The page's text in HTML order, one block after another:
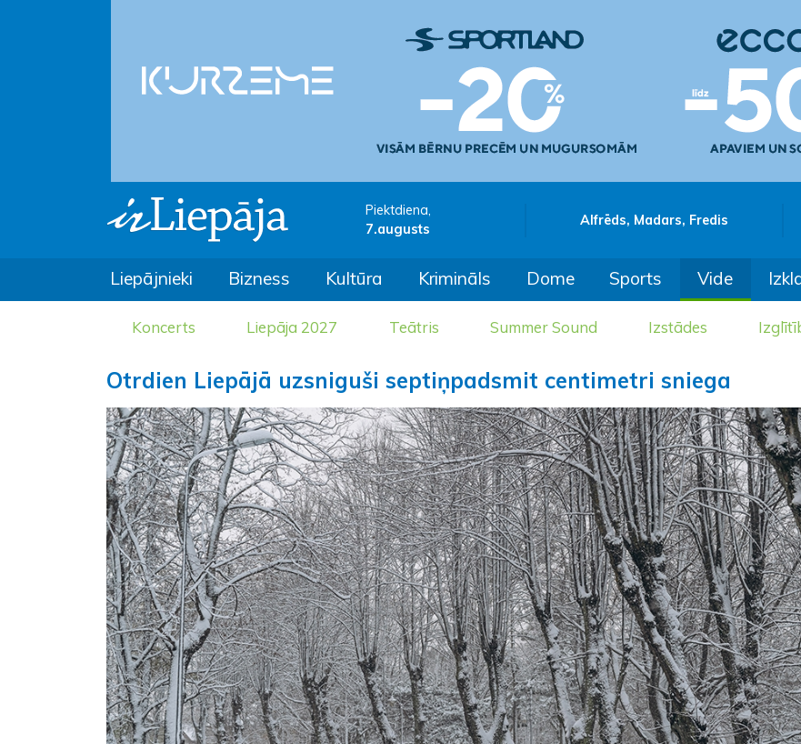
Piektdiena,
7.augusts
Alfrēds, Madars, Fredis
Liepājnieki Bizness Kultūra Krimināls Dome Sports Vide
Koncerts Liepāja 2027 Teātris Summer Sound Izstādes
Otrdien Liepājā uzsniguši septiņpadsmit centimetri sniega